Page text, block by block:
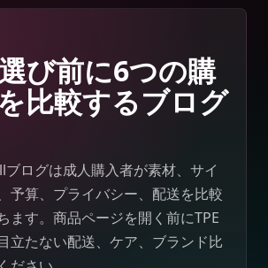
び前に6つの購
比較するブログ
ログは成人購入者が素材、サイ
予算、プライバシー、配送を比較
ます。商品ページを開く前にTPE
立たない配送、ケア、ブランド比